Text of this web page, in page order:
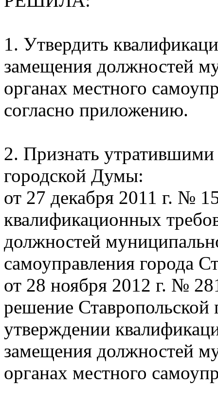
1. Утвердить
замещения должностей
органах местного
согласно приложению.
2. Признать
городской Думы:
от 27 декабря 2011 г. №
квалификационных
должностей
самоуправления города
от 28 ноября 2012 г. №
решение
утверждении
замещения должностей
органах местного